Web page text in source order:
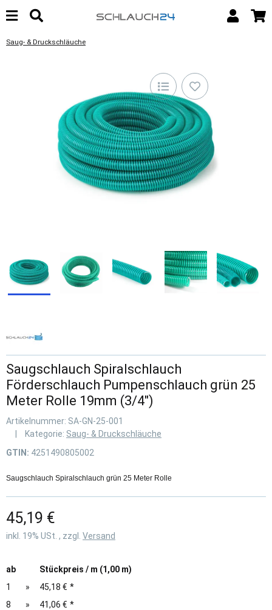
Saug- & Druckschläuche
Saugschlauch Spiralschlauch
Förderschlauch Pumpenschlauch grün 25
Meter Rolle 19mm (3/4")
Artikelnummer: SA-GN-25-001
Kategorie: Saug- & Druckschläuche
GTIN: 4251490805002
Saugschlauch Spiralschlauch grün 25 Meter Rolle
45,19 €
inkl. 19% USt. , zzgl. Versand
ab
Stückpreis / m (1,00 m)
1
» 45,18 € *
8
» 41,06 € *